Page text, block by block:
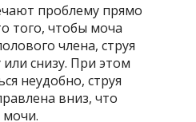
проблему прямо
того, чтобы моча
члена, струя
снизу. При этом
неудобно, струя
вниз, что
мочи.